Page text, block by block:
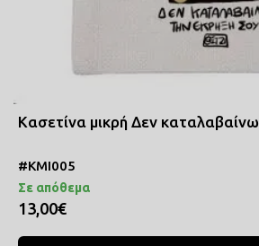
Κασετίνα μικρή Δεν καταλαβαίνω
#ΚΜΙ005
Σε απόθεμα
13,00€